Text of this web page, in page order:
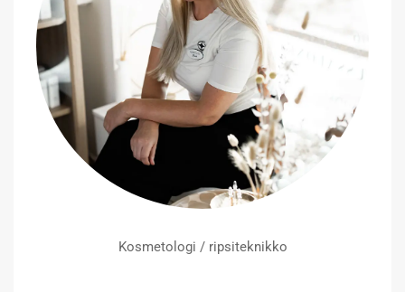
Kosmetologi / ripsiteknikko